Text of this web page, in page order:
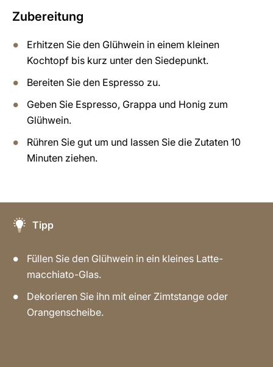
Zubereitung
Erhitzen Sie den Glühwein in einem kleinen
Kochtopf bis kurz unter den Siedepunkt.
Bereiten Sie den Espresso zu.
Geben Sie Espresso, Grappa und Honig zum
Glühwein.
Rühren Sie gut um und lassen Sie die Zutaten 10
Minuten ziehen.
Tipp
Füllen Sie den Glühwein in ein kleines Latte-
macchiato-Glas.
Dekorieren Sie ihn mit einer Zimtstange oder
Orangenscheibe.